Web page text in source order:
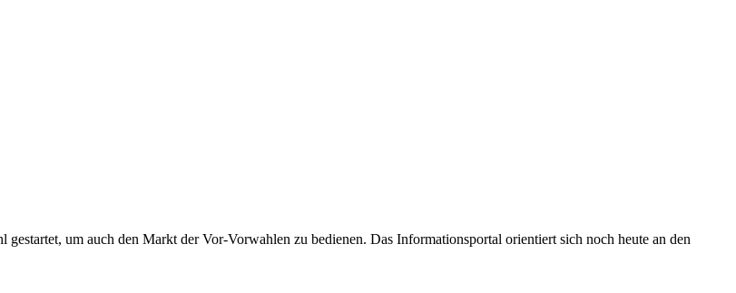
um auch den Markt der Vor-Vorwahlen zu bedienen. Das Informationsportal orientiert sich noch heute an den